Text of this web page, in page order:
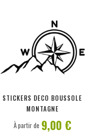
STICKERS DECO BOUSSOLE
MONTAGNE
À partir de 9,00 €